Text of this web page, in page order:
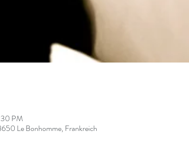
PM
Le Bonhomme, Frankreich